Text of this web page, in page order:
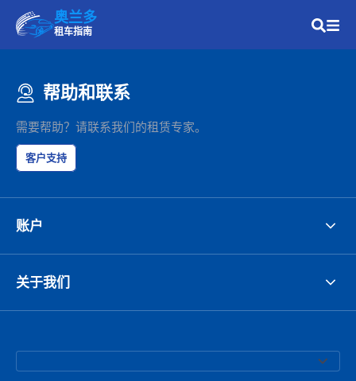
奥兰多
租车指南
帮助和联系
需要帮助？请联系我们的租赁专家。
客户支持
账户
关于我们